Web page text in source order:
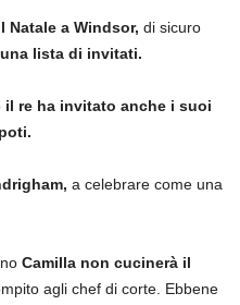
Natale a Windsor, di sicuro
una lista di invitati.
il re ha invitato anche i suoi
a celebrare come una
Camilla non cucinerà il
agli chef di corte. Ebbene